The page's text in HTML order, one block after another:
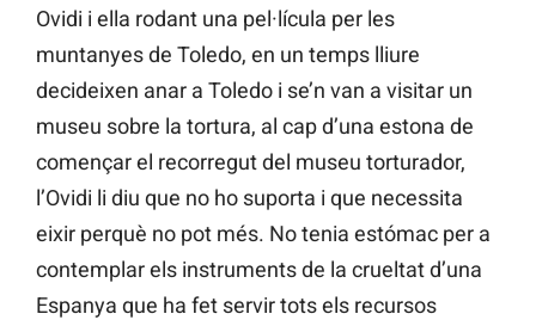
Ovidi i ella rodant una pel·lícula per les
muntanyes de Toledo, en un temps lliure
decideixen anar a Toledo i se’n van a visitar un
museu sobre la tortura, al cap d’una estona de
començar el recorregut del museu torturador,
l’Ovidi li diu que no ho suporta i que necessita
eixir perquè no pot més. No tenia estómac per a
contemplar els instruments de la crueltat d’una
Espanya que ha fet servir tots els recursos